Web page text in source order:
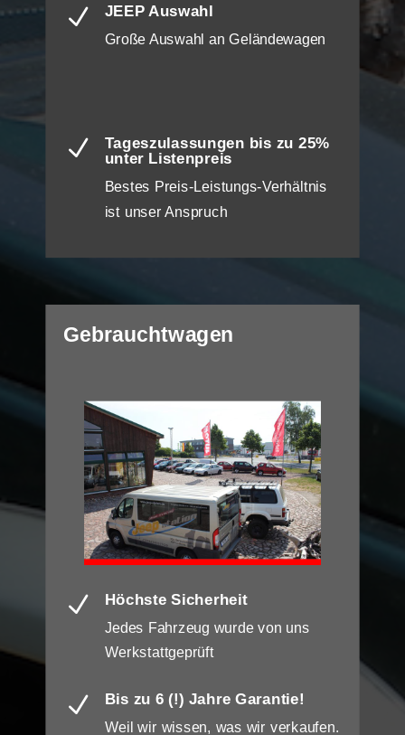
N JEEP Auswahl
Große Auswahl an Geländewagen
N
Tageszulassungen bis zu 25%
unter Listenpreis
Bestes Preis-Leistungs-Verhältnis
ist unser Anspruch
Gebrauchtwagen
N Höchste Sicherheit
Jedes Fahrzeug wurde von uns
Werkstattgeprüft
N Bis zu 6 (!) Jahre Garantie!
Weil wir wissen, was wir verkaufen.